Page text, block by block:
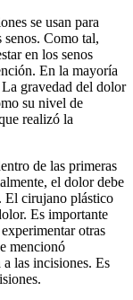
se usan para
Como tal,
en los senos
En la mayoría
gravedad del dolor
su nivel de
realizó la
de las primeras
el dolor debe
El cirujano plástico
Es importante
otras
mencionó
las incisiones. Es